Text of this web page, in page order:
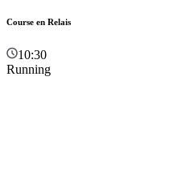
Course en Relais
10:30
Running